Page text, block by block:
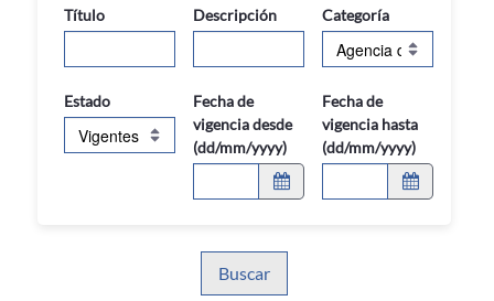
Título Descripción Categoría
Estado
Fecha de
vigencia desde
(dd/mm/yyyy)
Fecha de
vigencia hasta
(dd/mm/yyyy)
Buscar